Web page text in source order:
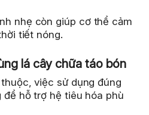
nhẹ còn giúp cơ thể cảm
tiết nóng.
lá cây chữa táo bón
việc sử dụng đúng
hỗ trợ hệ tiêu hóa phù